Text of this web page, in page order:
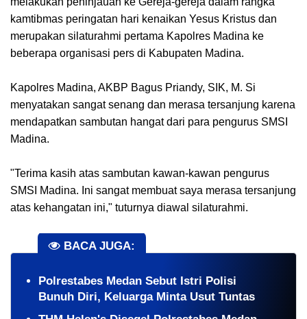
kamtibmas peringatan hari kenaikan Yesus Kristus dan
merupakan silaturahmi pertama Kapolres Madina ke
beberapa organisasi pers di Kabupaten Madina.
Kapolres Madina, AKBP Bagus Priandy, SIK, M. Si
menyatakan sangat senang dan merasa tersanjung karena
mendapatkan sambutan hangat dari para pengurus SMSI
Madina.
"Terima kasih atas sambutan kawan-kawan pengurus
SMSI Madina. Ini sangat membuat saya merasa tersanjung
atas kehangatan ini," tuturnya diawal silaturahmi.
BACA JUGA:
Polrestabes Medan Sebut Istri Polisi
Bunuh Diri, Keluarga Minta Usut Tuntas